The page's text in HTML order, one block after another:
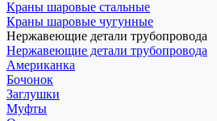
Краны шаровые стальные
Краны шаровые чугунные
Нержавеющие детали трубопровода
Нержавеющие детали трубопровода
Американка
Бочонок
Заглушки
Муфты